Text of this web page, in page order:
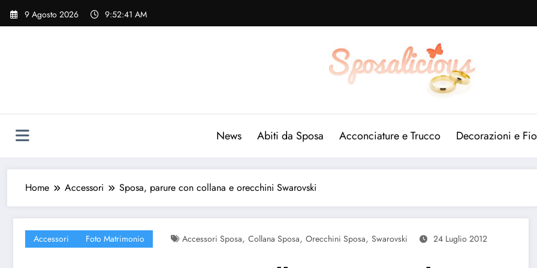
Vai
9 Agosto 2026 9:52:42 AM
News Abiti da Sposa Acconciature e Trucco Decorazioni e
Home Accessori Sposa, parure con collana e orecchini Swarovski
Accessori Foto Matrimonio Accessori Sposa, Collana Sposa, Orecchini Sposa, Swarovski 24 Luglio 2012